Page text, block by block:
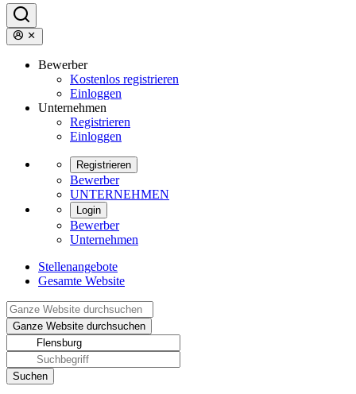
Bewerber
Kostenlos registrieren
Einloggen
Unternehmen
Registrieren
Einloggen
Registrieren
Bewerber
UNTERNEHMEN
Login
Bewerber
Unternehmen
Stellenangebote
Gesamte Website